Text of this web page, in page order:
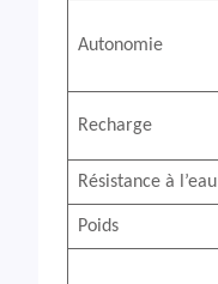
Autonomie
Recharge
Résistance à l’eau
Poids